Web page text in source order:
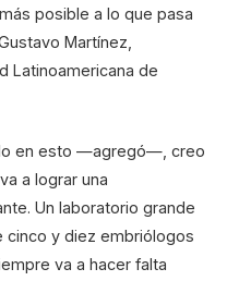
posible a lo que pasa
Martínez,
Latinoamericana de
en esto —agregó—, creo
a lograr una
Un laboratorio grande
cinco y diez embriólogos
va a hacer falta